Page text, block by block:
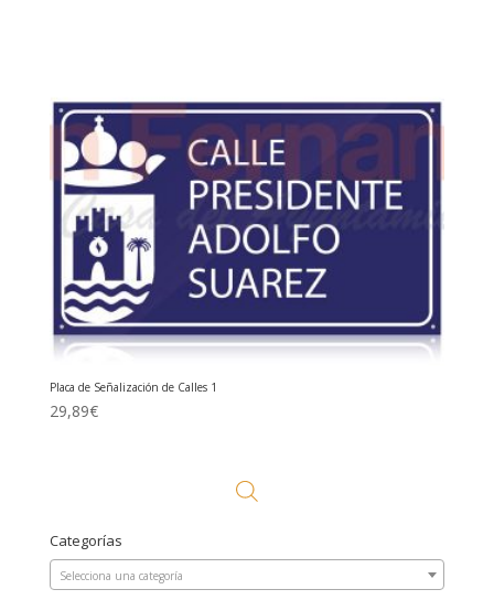
Placa de Señalización de Calles 1
29,89€
Categorías
Selecciona una categoría